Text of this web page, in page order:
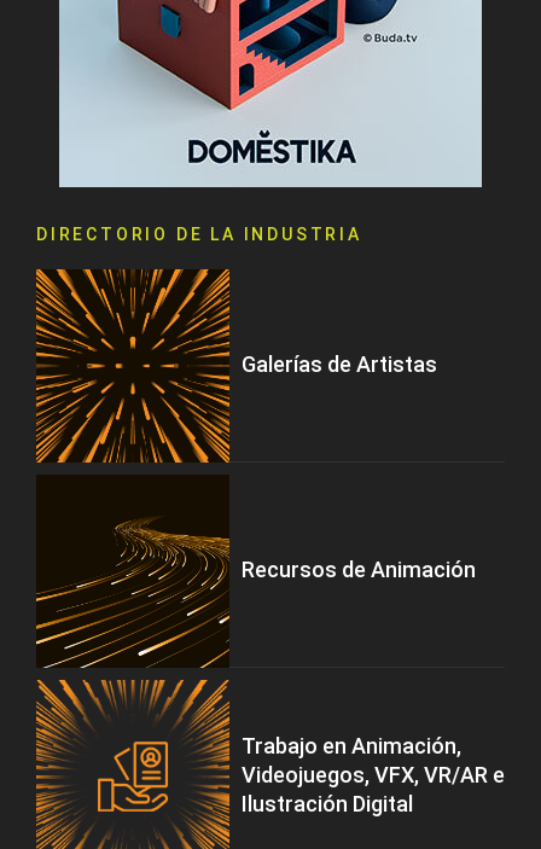
DIRECTORIO DE LA INDUSTRIA
Galerías de Artistas
Recursos de Animación
Trabajo en Animación,
Videojuegos, VFX, VR/AR e
Ilustración Digital